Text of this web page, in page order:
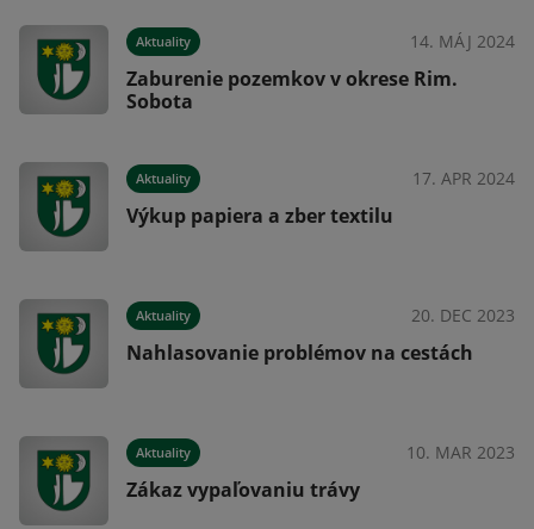
Aktuality 14. MÁJ 2024
Zaburenie pozemkov v okrese Rim.
Sobota
Aktuality 17. APR 2024
Výkup papiera a zber textilu
Aktuality 20. DEC 2023
Nahlasovanie problémov na cestách
Aktuality 10. MAR 2023
Zákaz vypaľovaniu trávy